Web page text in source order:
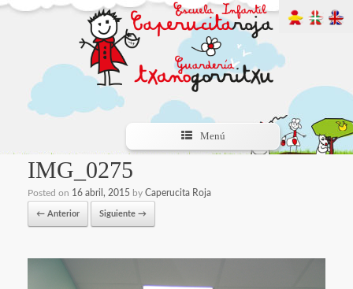
Menú
IMG_0275
Posted on 16 abril, 2015 by Caperucita Roja
← Anterior Siguiente →